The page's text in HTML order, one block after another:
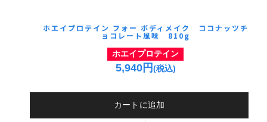
ホエイプロテイン フォー ボディメイク ココナッツチ
ョコレート風味 810g
ホエイプロテイン
5,940円(税込)
カートに追加